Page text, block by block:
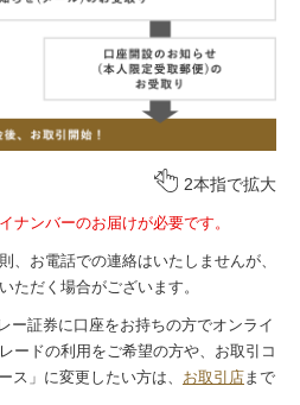
2本指で拡大
ナンバーのお届けが必要です。
、お電話での連絡はいたしませんが、
ただく場合がございます。
ー証券に口座をお持ちの方でオンライ
ードの利用をご希望の方や、お取引コ
ス」に変更したい方は、 お取引店 まで